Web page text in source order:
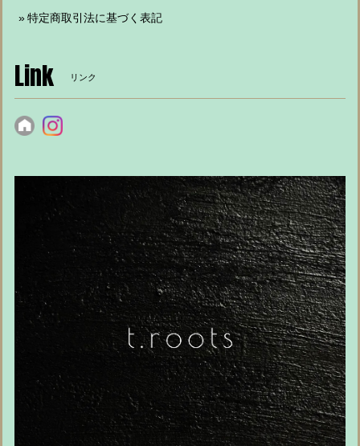
特定商取引法に基づく表記
Link リンク